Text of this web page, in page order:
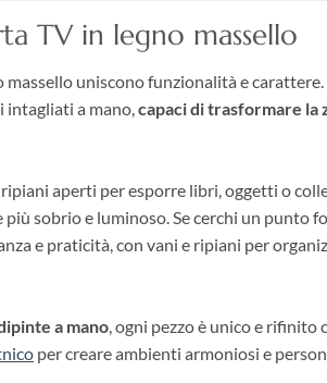
TV in legno massello
uniscono funzionalità e carattere.
intagliati a mano,capaci di trasformare la
aperti per esporre libri, oggetti o
più sobrio e luminoso. Se cerchi un punto
e praticità, con vani e ripiani per
a mano, ogni pezzo è unico e rifinito
per creare ambienti armoniosi e